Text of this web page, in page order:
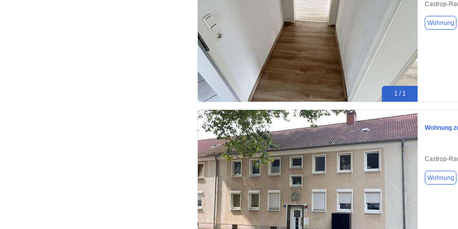
1 / 1
Castrop-
Wohnung
Wohnung
Castrop-
Wohnung